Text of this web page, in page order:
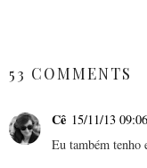
53 COMMENTS
Cê 15/11/13 09:06
Eu também tenho